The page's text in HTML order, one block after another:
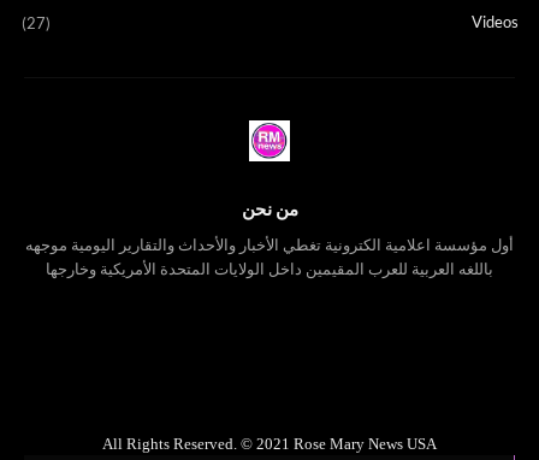
Videos
(27)
من نحن
أول مؤسسة اعلامية الكترونية تغطي الأخبار والأحداث والتقارير اليومية موجهه
باللغه العربية للعرب المقيمين داخل الولايات المتحدة الأمريكية وخارجها
All Rights Reserved. © 2021 Rose Mary News USA